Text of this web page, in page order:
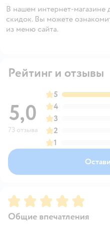
В нашем интернет-магазине
скидок. Вы можете
из меню сайта.
Рейтинг и отзывы
5,0
73 отзыва
5
4
3
2
1
Рейтинг:5
Общие впечатления